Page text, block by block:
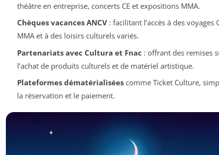
théâtre en entreprise, concerts CE et expositions MMA.
Chèques vacances ANCV: facilitant l’accès à des voyages
MMA et à des loisirs culturels variés.
Partenariats avec Cultura et Fnac : offrant des remises
l’achat de produits culturels et de matériel artistique.
Plateformes dématérialiséescomme Ticket Culture,
la réservation et le paiement.